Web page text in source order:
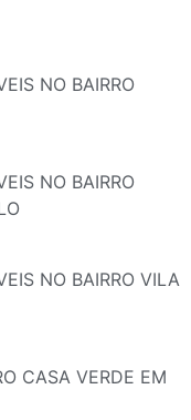
NO BAIRRO
NO BAIRRO
NO BAIRRO VILA
CASA VERDE EM